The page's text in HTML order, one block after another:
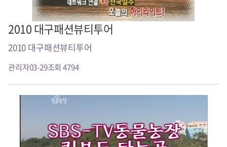
2010 대구패션뷰티투어
2010 대구패션뷰티투어
관리자03-29조회 4794